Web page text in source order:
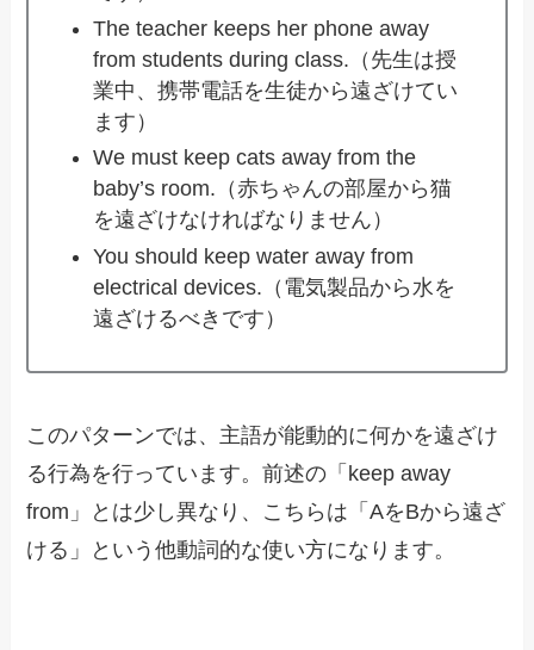
The teacher keeps her phone away
from students during class.（先生は授
業中、携帯電話を生徒から遠ざけてい
ます）
We must keep cats away from the
baby’s room.（赤ちゃんの部屋から猫
を遠ざけなければなりません）
You should keep water away from
electrical devices.（電気製品から水を
遠ざけるべきです）
このパターンでは、主語が能動的に何かを遠ざけ
る行為を行っています。前述の「keep away
from」とは少し異なり、こちらは「AをBから遠ざ
ける」という他動詞的な使い方になります。